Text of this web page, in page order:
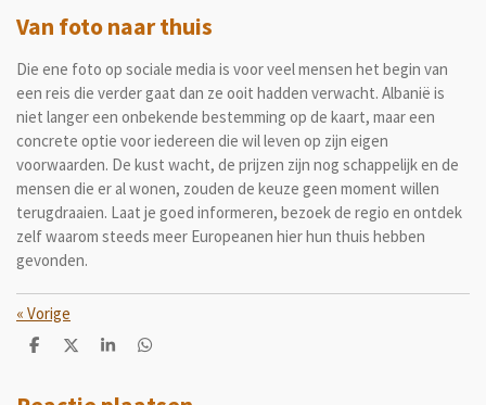
Van foto naar thuis
Die ene foto op sociale media is voor veel mensen het begin van
een reis die verder gaat dan ze ooit hadden verwacht. Albanië is
niet langer een onbekende bestemming op de kaart, maar een
concrete optie voor iedereen die wil leven op zijn eigen
voorwaarden. De kust wacht, de prijzen zijn nog schappelijk en de
mensen die er al wonen, zouden de keuze geen moment willen
terugdraaien. Laat je goed informeren, bezoek de regio en ontdek
zelf waarom steeds meer Europeanen hier hun thuis hebben
gevonden.
« Vorige
D
e
D
l
S
r
D
e